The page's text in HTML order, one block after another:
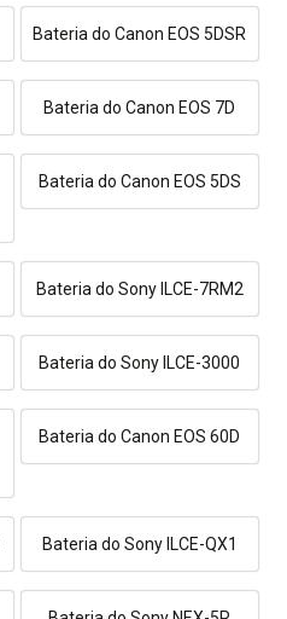
Bateria do Canon EOS 5DSR
Bateria do Canon EOS 7D
Bateria do Canon EOS 5DS
Bateria do Sony ILCE-7RM2
Bateria do Sony ILCE-3000
Bateria do Canon EOS 60D
Bateria do Sony ILCE-QX1